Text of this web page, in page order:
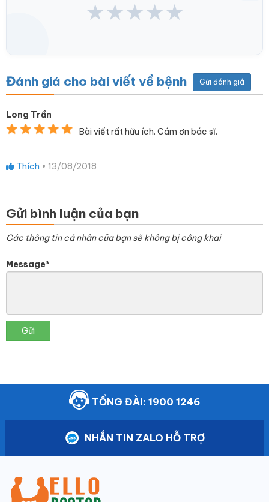
★★★★★
Đánh giá cho bài viết về bệnh Gửi đánh giá
Long Trần
Bài viết rất hữu ích. Cám ơn bác sĩ.
Thích • 13/08/2018
Gửi bình luận của bạn
Các thông tin cá nhân của bạn sẽ không bị công khai
Message*
Gửi
TỔNG ĐÀI: 1900 1246
NHẮN TIN ZALO HỖ TRỢ